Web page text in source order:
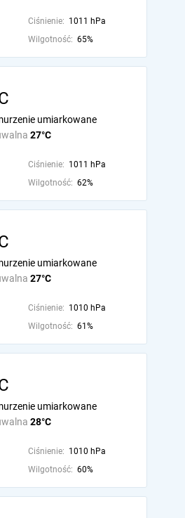
Ciśnienie: 1011 hPa
Wilgotność: 65%
27°C
umiarkowane
Ciśnienie: 1011 hPa
Wilgotność: 62%
27°C
umiarkowane
Ciśnienie: 1010 hPa
Wilgotność: 61%
28°C
umiarkowane
Ciśnienie: 1010 hPa
Wilgotność: 60%